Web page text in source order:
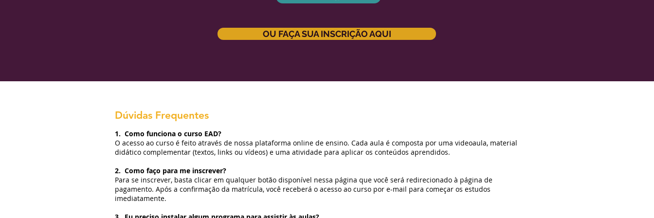
OU FAÇA SUA INSCRIÇÃO AQUI
Dúvidas Frequentes
1. Como funciona o curso EAD?
O acesso ao curso é feito através de nossa plataforma online de ensino. Cada aula é composta por uma videoaula, material
didático complementar (textos, links ou vídeos) e uma atividade para aplicar os conteúdos aprendidos.
2. Como faço para me inscrever?
Para se inscrever, basta clicar em qualquer botão disponível nessa página que você será redirecionado à página de
pagamento. Após a confirmação da matrícula, você receberá o acesso ao curso por e-mail para começar os estudos
imediatamente.